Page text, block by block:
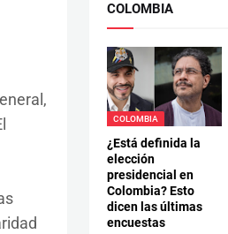
COLOMBIA
COLOMBIA
¿Está definida la
elección
presidencial en
Colombia? Esto
dicen las últimas
encuestas